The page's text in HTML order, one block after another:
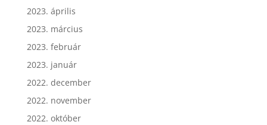
2023. április
2023. március
2023. február
2023. január
2022. december
2022. november
2022. október